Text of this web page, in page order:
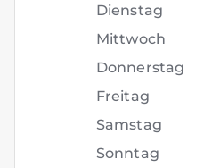
Dienstag
Mittwoch
Donnerstag
Freitag
Samstag
Sonntag